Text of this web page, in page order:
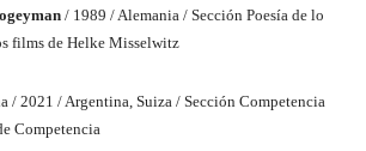
/ 1989 / Alemania / Sección Poesía de lo
films de Helke Misselwitz
/ 2021 / Argentina, Suiza / Sección Competencia
Competencia